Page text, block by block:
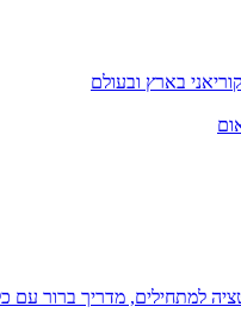
בארץ ובעולם
למתחילים, מדריך ברור עם